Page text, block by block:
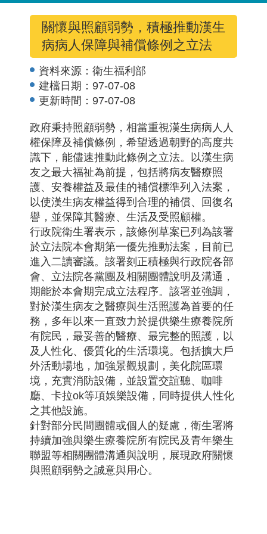
關懷與照顧弱勢，積極推動漢生
病病人保障與補償條例之立法
資料來源： 衛生福利部
建檔日期： 97-07-08
更新時間： 97-07-08
政府秉持照顧弱勢，相當重視漢生病病人人
權保障及補償條例，希望透過朝野的高度共
識下，能儘速推動此條例之立法。以漢生病
友之最大福祉為前提，包括將病友醫療照
護、安養權益及最佳的補償標準列入法案，
以使漢生病友權益得到合理的補償、回復名
譽，並保障其醫療、生活及受照顧權。
行政院衛生署表示，該條例草案已列為該署
於立法院本會期第一優先推動法案，目前已
進入二讀審議。該署刻正積極與行政院各部
會、立法院各黨團及相關團體說明及溝通，
期能於本會期完成立法程序。該署並強調，
對於漢生病友之醫療與生活照護為首要的任
務，多年以來一直致力於提供樂生療養院所
有院民，最妥善的醫療、最完整的照護，以
及人性化、優質化的生活環境。包括擴大戶
外活動場地，加強景觀規劃，美化院區環
境，充實消防設備，並設置交誼聽、咖啡
廳、卡拉ok等項娛樂設備，同時提供人性化
之其他設施。
針對部分民間團體或個人的疑慮，衛生署將
持續加強與樂生療養院所有院民及青年樂生
聯盟等相關團體溝通與說明，展現政府關懷
與照顧弱勢之誠意與用心。